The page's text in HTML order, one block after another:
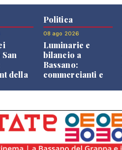
della
Politica
08 ago 2026
Luminarie e
bilancio a
Bassano:
commercianti e